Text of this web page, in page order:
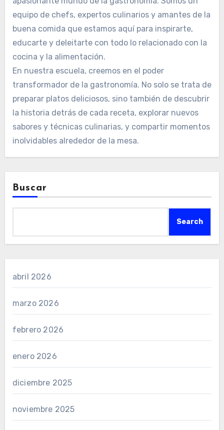
equipo de chefs, expertos culinarios y amantes de la
buena comida que estamos aquí para inspirarte,
educarte y deleitarte con todo lo relacionado con la
cocina y la alimentación.
En nuestra escuela, creemos en el poder
transformador de la gastronomía. No solo se trata de
preparar platos deliciosos, sino también de descubrir
la historia detrás de cada receta, explorar nuevos
sabores y técnicas culinarias, y compartir momentos
inolvidables alrededor de la mesa.
Buscar
Search
abril 2026
marzo 2026
febrero 2026
enero 2026
diciembre 2025
noviembre 2025